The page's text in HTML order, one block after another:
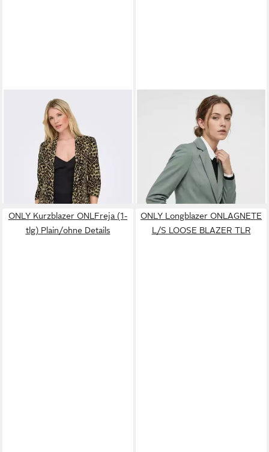
Kurzblazer ONLELLY
3/4 LIFE BLAZER AOP TLR
ab 25,14 € UVP49,99 €
Kurzblazer ONLPEACH
L/S FIT BLAZER TLR NOOS
UVP59,99 €
ONLY Kurzblazer ONLFreja (1-
tlg) Plain/ohne Details
ONLY Longblazer ONLAGNETE
L/S LOOSE BLAZER TLR